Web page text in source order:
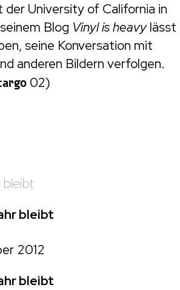
University of California in
Blog Vinyl is heavylässt
seine Konversation mit
anderen Bildern verfolgen.
02)
bleibt
bleibt
2012
bleibt